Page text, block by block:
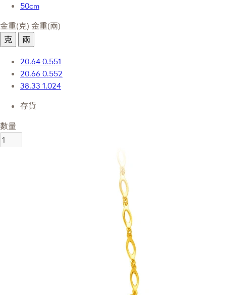
50cm
金重(克) 金重(兩)
克
兩
20.64 0.551
20.66 0.552
38.33 1.024
存貨
數量